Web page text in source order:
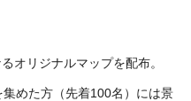
オリジナルマップを配布。
めた方（先着100名）には景